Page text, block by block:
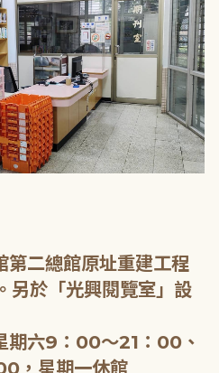
第二總館原址重建工程
另於「光興閱覽室」設
期六9：00～21：00、
，星期一休館